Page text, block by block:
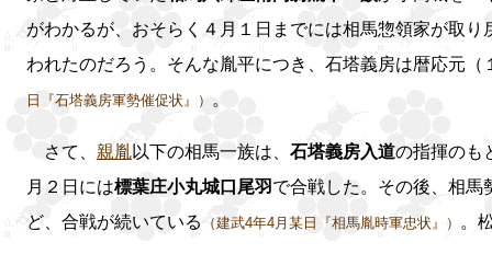
がわかるが、おそらく４月１日までには相馬惣領家が取
われたのだろう。そんな胤平につき、石塔義房は暦応元（
日『石塔義房軍勢催促状』） 。
さて、 親胤以下の相馬一族は、 石塔義房入道の指揮のも
月２日には標葉庄小丸城口尾羽 で合戦した。その後、相馬
ど、合戦が続いている
（建武4年4月某日『相馬胤時軍忠状』） 。